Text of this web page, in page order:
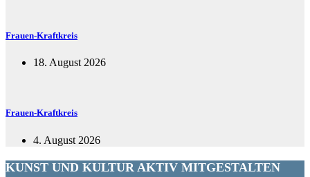
Frauen-Kraftkreis
18. August 2026
Frauen-Kraftkreis
4. August 2026
KUNST UND KULTUR AKTIV MITGESTALTEN